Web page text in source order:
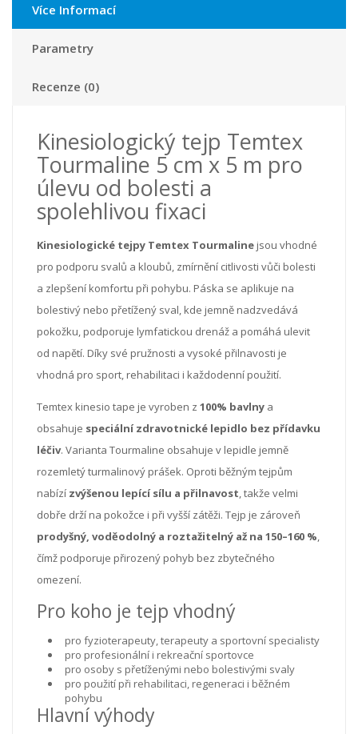
Více Informací
Parametry
Recenze (0)
Kinesiologický tejp Temtex
Tourmaline 5 cm x 5 m pro
úlevu od bolesti a
spolehlivou fixaci
Kinesiologické tejpy Temtex Tourmaline jsou vhodné
pro podporu svalů a kloubů, zmírnění citlivosti vůči bolesti
a zlepšení komfortu při pohybu. Páska se aplikuje na
bolestivý nebo přetížený sval, kde jemně nadzvedává
pokožku, podporuje lymfatickou drenáž a pomáhá ulevit
od napětí. Díky své pružnosti a vysoké přilnavosti je
vhodná pro sport, rehabilitaci i každodenní použití.
Temtex kinesio tape je vyroben z 100% bavlny a
obsahuje speciální zdravotnické lepidlo bez přídavku
léčiv. Varianta Tourmaline obsahuje v lepidle jemně
rozemletý turmalinový prášek. Oproti běžným tejpům
nabízí zvýšenou lepící sílu a přilnavost, takže velmi
dobře drží na pokožce i při vyšší zátěži. Tejp je zároveň
prodyšný, voděodolný a roztažitelný až na 150–160 %,
čímž podporuje přirozený pohyb bez zbytečného
omezení.
Pro koho je tejp vhodný
pro fyzioterapeuty, terapeuty a sportovní specialisty
pro profesionální i rekreační sportovce
pro osoby s přetíženými nebo bolestivými svaly
pro použití při rehabilitaci, regeneraci i běžném
pohybu
Hlavní výhody